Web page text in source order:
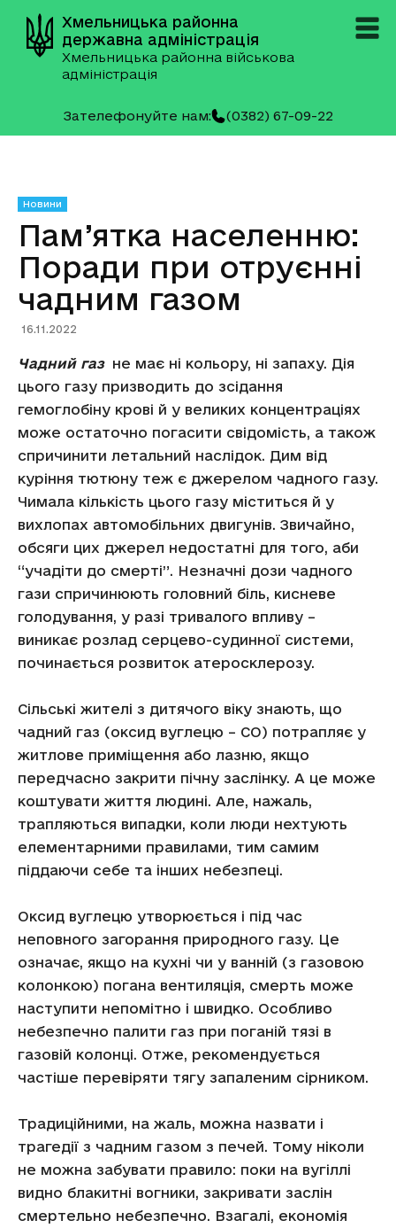
Хмельницька районна
державна адміністрація
Хмельницька районна військова
адміністрація
Зателефонуйте нам: (0382) 67-09-22
Новини
Пам’ятка населенню:
Поради при отруєнні
чадним газом
16.11.2022
Чадний газне має ні кольору, ні запаху. Дія
цього газу призводить до зсідання
гемоглобіну крові й у великих концентраціях
може остаточно погасити свідомість, а також
спричинити летальний наслідок. Дим від
куріння тютюну теж є джерелом чадного газу.
Чимала кількість цього газу міститься й у
вихлопах автомобільних двигунів. Звичайно,
обсяги цих джерел недостатні для того, аби
“учадіти до смерті”. Незначні дози чадного
гази спричинюють головний біль, кисневе
голодування, у разі тривалого впливу –
виникає розлад серцево-судинної системи,
починається розвиток атеросклерозу.
Сільські жителі з дитячого віку знають, що
чадний газ (оксид вуглецю – СО) потрапляє у
житлове приміщення або лазню, якщо
передчасно закрити пічну заслінку. А це може
коштувати життя людині. Але, нажаль,
трапляються випадки, коли люди нехтують
елементарними правилами, тим самим
піддаючи себе та інших небезпеці.
Оксид вуглецю утворюється і під час
неповного загорання природного газу. Це
означає, якщо на кухні чи у ванній (з газовою
колонкою) погана вентиляція, смерть може
наступити непомітно і швидко. Особливо
небезпечно палити газ при поганій тязі в
газовій колонці. Отже, рекомендується
частіше перевіряти тягу запаленим сірником.
Традиційними, на жаль, можна назвати і
трагедії з чадним газом з печей. Тому ніколи
не можна забувати правило: поки на вугіллі
видно блакитні вогники, закривати заслін
смертельно небезпечно. Взагалі, економія